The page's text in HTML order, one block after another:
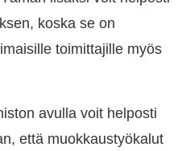
koska se on
toimittajille myös
avulla voit helposti
että muokkaustyökalut